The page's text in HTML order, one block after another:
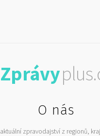
Zprávy
O nás
aktuální zpravodajství z regionů,